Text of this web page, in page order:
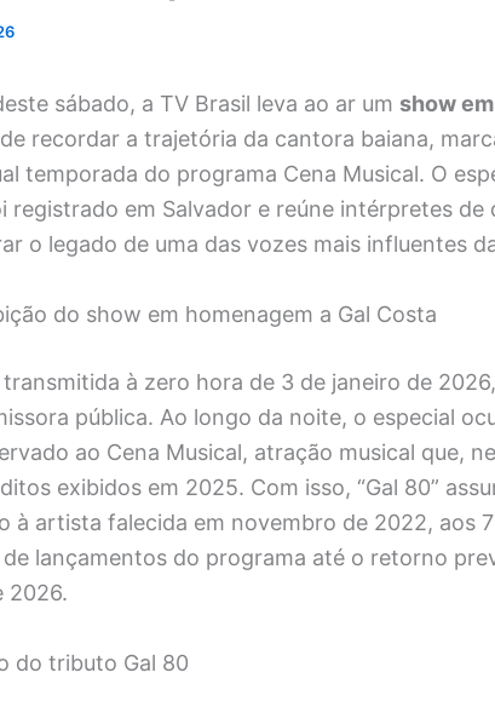
sábado, a TV Brasil leva ao ar um show
recordar a trajetória da cantora baiana,
temporada do programa Cena Musical. O
registrado em Salvador e reúne intérpretes de
o legado de uma das vozes mais influentes
do show em homenagem a Gal Costa
à zero hora de 3 de janeiro de
pública. Ao longo da noite, o especial
ao Cena Musical, atração musical que,
exibidos em 2025. Com isso, “Gal 80”
à artista falecida em novembro de 2022, aos
lançamentos do programa até o retorno
2026.
do tributo Gal 80